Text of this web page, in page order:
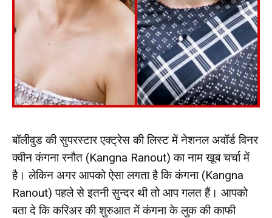
बॉलीवुड की सुपरस्टार एक्ट्रेस की लिस्ट में नेशनल अवॉर्ड विनर
क्वीन कंगना रनौत (Kangna Ranout) का नाम खूब चर्चा में
है। लेकिन अगर आपको ऐसा लगता है कि कंगना (Kangna
Ranout) पहले से इतनी सुन्दर थी तो आप गलत हैं। आपको
बता दे कि करिअर की शुरुआत में कंगना के लुक की काफी